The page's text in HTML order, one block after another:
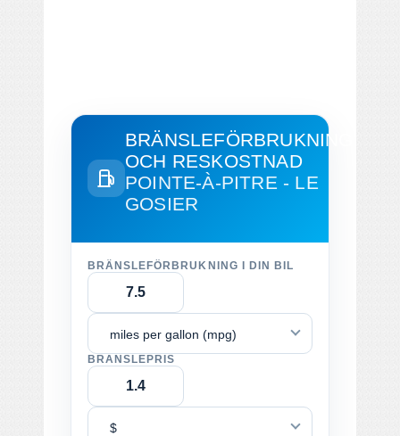
BRÄNSLEFÖRBRUKNING
OCH RESKOSTNAD
POINTE-À-PITRE - LE
GOSIER
BRÄNSLEFÖRBRUKNING I DIN BIL
miles per gallon (mpg)
BRÄNSLEPRIS
$